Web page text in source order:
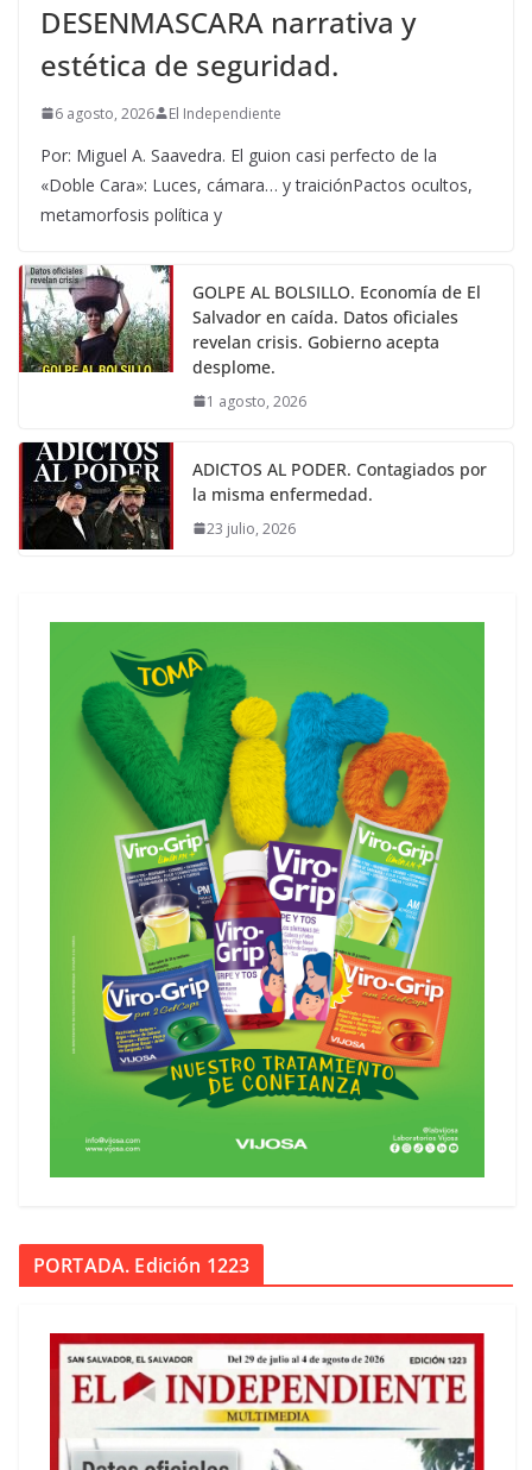
DESENMASCARA narrativa y
estética de seguridad.
6 agosto, 2026 El Independiente
Por: Miguel A. Saavedra. El guion casi perfecto de la
«Doble Cara»: Luces, cámara… y traiciónPactos ocultos,
metamorfosis política y
GOLPE AL BOLSILLO. Economía de El
Salvador en caída. Datos oficiales
revelan crisis. Gobierno acepta
desplome.
1 agosto, 2026
ADICTOS AL PODER. Contagiados por
la misma enfermedad.
23 julio, 2026
PORTADA. Edición 1223